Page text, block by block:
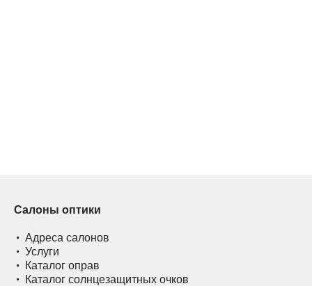
Салоны оптики
Адреса салонов
Услуги
Каталог оправ
Каталог солнцезащитных очков